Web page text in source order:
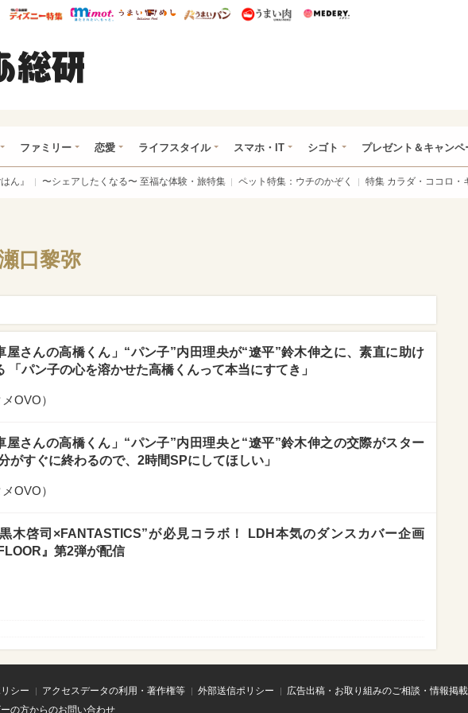
研
ハピママ* ウレぴあ総研 ディズニー特集
mimot. うまいめし うまいパン うまい肉
ファミリー 恋愛 ライフスタイル スマホ・IT シゴト プレゼント＆キャンペ
ん』 〜シェアしたくなる〜 至福な体験・旅特集 ペット特集：ウチのかぞく 特集 カラダ・ココロ・
口黎弥
屋さんの高橋くん」“パン子”内田理央が“遼平”鈴木伸之に、素直に助け
「パン子の心を溶かせた高橋くんって本当にすてき」
OVO）
屋さんの高橋くん」“パン子”内田理央と“遼平”鈴木伸之の交際がスター
がすぐに終わるので、2時間SPにしてほしい」
OVO）
木啓司×FANTASTICS”が必見コラボ！ LDH本気のダンスカバー企画
』第2弾が配信
シー アクセスデータの利用・著作権等 外部送信ポリシー
広告出稿・お取り組みのご相談・情報掲
の方からのお問い合わせ